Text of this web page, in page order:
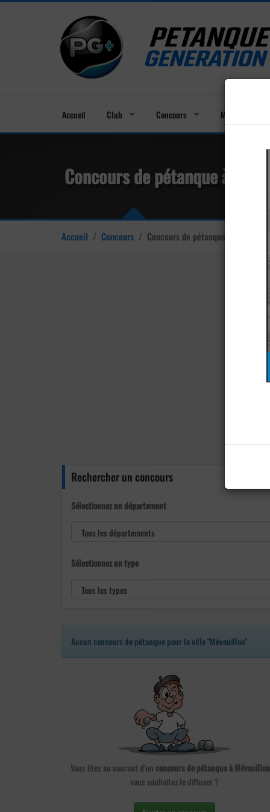
Accueil Club Concours Membres
Concours de pétanque à
Accueil / Concours / Concours de pétanque à
Rechercher un concours
Sélectionnez un département
Sélectionnez un type
Aucun concours de pétanque pour la ville "Mévouillon"
Vous êtes au courant d'un concours de pétanque à Mévouillon
vous souhaitez le diffuser ?